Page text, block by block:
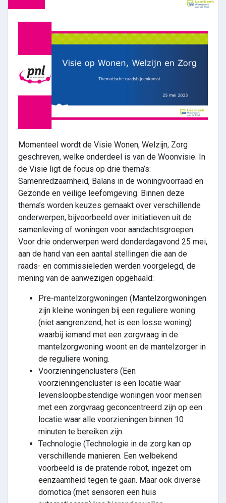
Momenteel wordt de Visie Wonen, Welzijn, Zorg
geschreven, welke onderdeel is van de Woonvisie. In
de Visie ligt de focus op drie thema’s:
Samenredzaamheid, Balans in de woningvoorraad en
Gezonde en veilige leefomgeving. Binnen deze
thema’s worden keuzes gemaakt over verschillende
onderwerpen, bijvoorbeeld over initiatieven uit de
samenleving of woningen voor aandachtsgroepen.
Voor drie onderwerpen werd donderdagavond 25 mei,
aan de hand van een aantal stellingen die aan de
raads- en commissieleden werden voorgelegd, de
mening van de aanwezigen opgehaald:
Pre-mantelzorgwoningen (Mantelzorgwoningen
zijn kleine woningen bij een reguliere woning
(niet aangrenzend, het is een losse woning)
waarbij iemand met een zorgvraag in de
mantelzorgwoning woont en de mantelzorger in
de reguliere woning.
Voorzieningenclusters (Een
voorzieningencluster is een locatie waar
levensloopbestendige woningen voor mensen
met een zorgvraag geconcentreerd zijn op een
locatie waar alle voorzieningen binnen 10
minuten te bereiken zijn.
Technologie (Technologie in de zorg kan op
verschillende manieren. Een welbekend
voorbeeld is de pratende robot, ingezet om
eenzaamheid tegen te gaan. Maar ook diverse
domotica (met sensoren een huis